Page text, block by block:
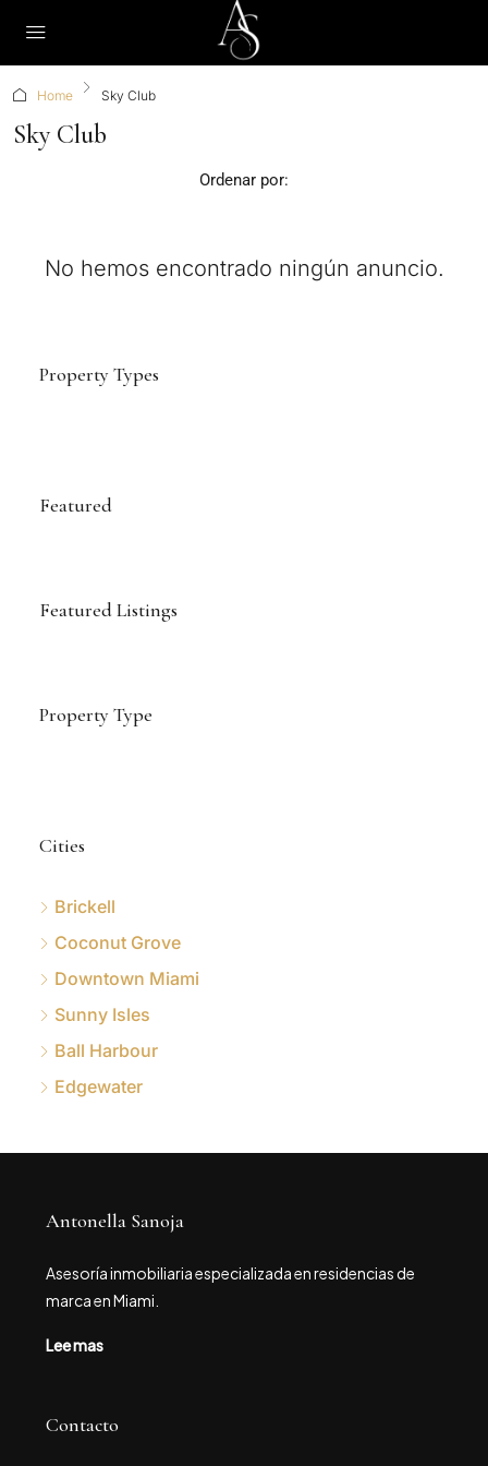
Home Sky Club
Sky Club
Ordenar por:
No hemos encontrado ningún anuncio.
Property Types
Featured
Featured Listings
Property Type
Cities
Brickell
Coconut Grove
Downtown Miami
Sunny Isles
Ball Harbour
Edgewater
Antonella Sanoja
Asesoría inmobiliaria especializada en residencias de
marca en Miami.
Lee mas
Contacto